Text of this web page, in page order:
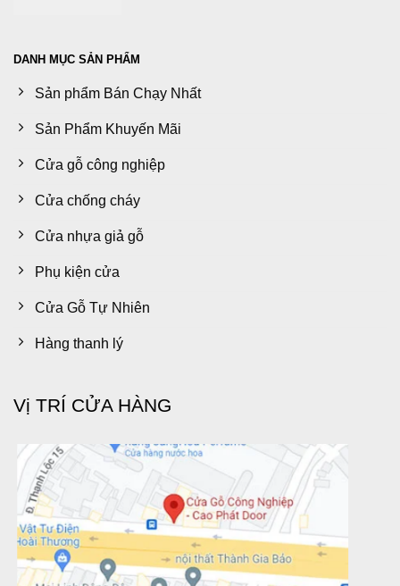
DANH MỤC SẢN PHẨM
Sản phẩm Bán Chạy Nhất
Sản Phẩm Khuyến Mãi
Cửa gỗ công nghiệp
Cửa chống cháy
Cửa nhựa giả gỗ
Phụ kiện cửa
Cửa Gỗ Tự Nhiên
Hàng thanh lý
Vị TRÍ CỬA HÀNG